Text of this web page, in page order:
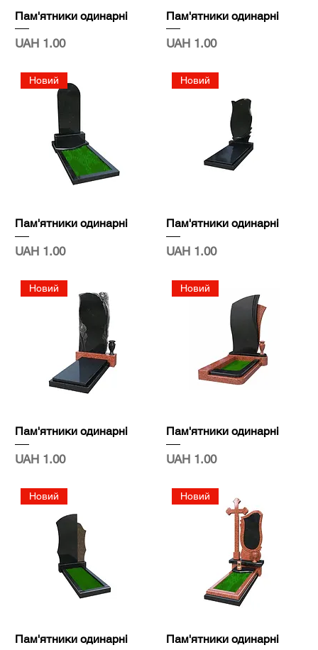
Пам'ятники одинарні
Price
UAH 1.00
Пам'ятники одинарні
Price
UAH 1.00
Новий
Пам'ятники одинарні
Price
UAH 1.00
Новий
Пам'ятники одинарні
Price
UAH 1.00
Новий
Пам'ятники одинарні
Price
UAH 1.00
Новий
Пам'ятники одинарні
Price
UAH 1.00
Новий
Пам'ятники одинарні
Новий
Пам'ятники одинарні